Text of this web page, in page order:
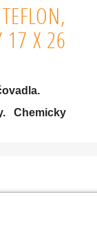
17 X 26
Chemicky